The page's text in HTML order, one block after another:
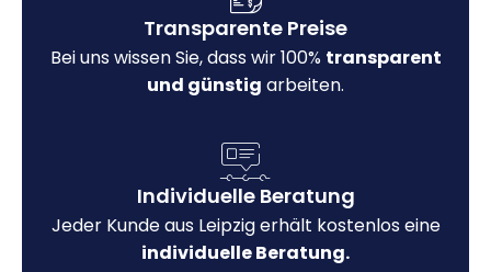
Transparente Preise
Bei uns wissen Sie, dass wir 100% transparent
und günstig arbeiten.
Individuelle Beratung
Jeder Kunde aus Leipzig erhält kostenlos eine
individuelle Beratung.